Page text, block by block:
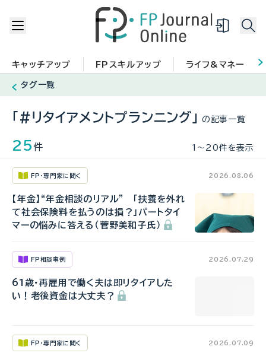
キャッチアップ FPスキルアップ ライフ&マネー
タグ一覧
「#リタイアメントプランニング」 の記事一覧
25件 1〜20件を表示
FP・専門家に聞く 2026.08.06
【年金】“年金相談のリアル” 「扶養を外れ
て社会保険料を払うのは損？」パートタイ
マーの悩みに答える（菅野美和子氏）
FP相談事例 2026.07.29
61歳・再雇用で働く夫は即リタイアした
い！老後資金は大丈夫？
FP・専門家に聞く 2026.07.09